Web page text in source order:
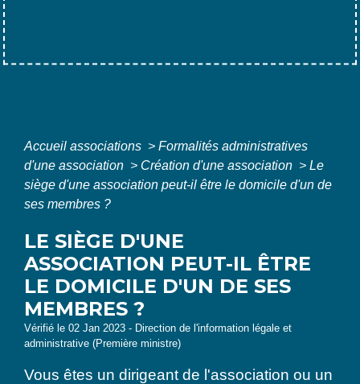
Accueil associations > Formalités administratives
d'une association > Création d'une association > Le
siège d'une association peut-il être le domicile d'un de
ses membres ?
LE SIÈGE D'UNE
ASSOCIATION PEUT-IL ÊTRE
LE DOMICILE D'UN DE SES
MEMBRES ?
Vérifié le 02 Jan 2023 - Direction de l'information légale et
administrative (Première ministre)
Vous êtes un dirigeant de l'association ou un